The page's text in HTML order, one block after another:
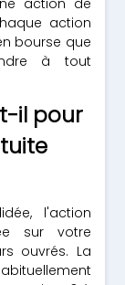
action de
action
bourse que
à tout
il pour
l'action
sur votre
ouvrés. La